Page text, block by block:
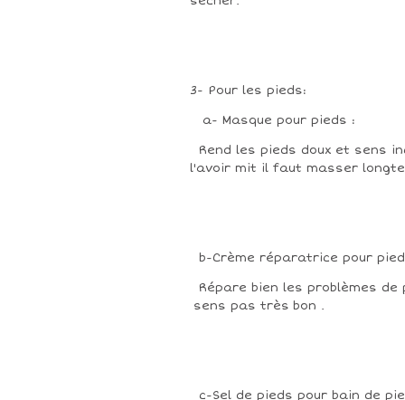
3- Pour les pieds:
a- Masque pour pieds :
Rend les pieds doux et sens
l'avoir mit il faut masser
b-Crème réparatrice pour
Répare bien les problèmes
sens pas très bon .
c-Sel de pieds pour bain de